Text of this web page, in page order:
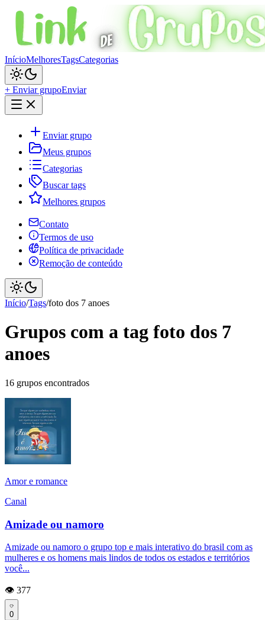
InícioMelhoresTagsCategorias
+ Enviar grupoEnviar
Enviar grupo
Meus grupos
Categorias
Buscar tags
Melhores grupos
Contato
Termos de uso
Política de privacidade
Remoção de conteúdo
Início/Tags/foto dos 7 anoes
Grupos com a tag foto dos 7
anoes
16 grupos encontrados
Amor e romance
Canal
Amizade ou namoro
Amizade ou namoro o grupo top e mais interativo do brasil com as
mulheres e os homens mais lindos de todos os estados e territórios
você...
👁️ 377
0